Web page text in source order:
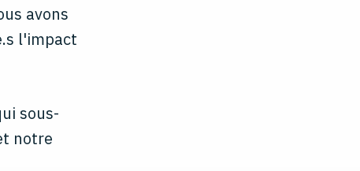
avons
l'impact
sous-
notre